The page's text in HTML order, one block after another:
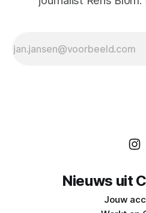
Nieuws uit
Jouw